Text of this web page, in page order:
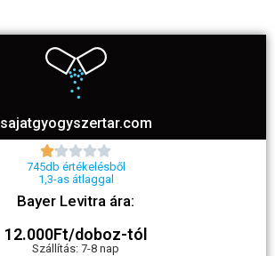
sajatgyogyszertar.com

745db értékelésből
1,3-as átlaggal
Bayer Levitra ára:
12.000Ft/doboz-tól
Szállítás: 7-8 nap